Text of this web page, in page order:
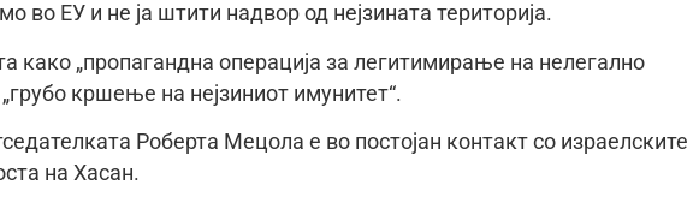
во ЕУ и не ја штити надвор од нејзината територија.
како „пропагандна операција за легитимирање на нелегално
кршење на нејзиниот имунитет“.
Роберта Мецола е во постојан контакт со израелските
на Хасан.